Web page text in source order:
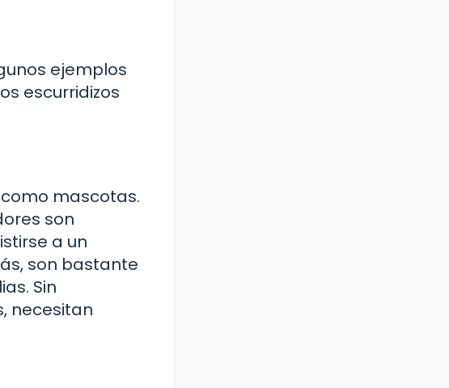
ejemplos
escurridizos
mascotas.
son
a un
son bastante
Sin
necesitan